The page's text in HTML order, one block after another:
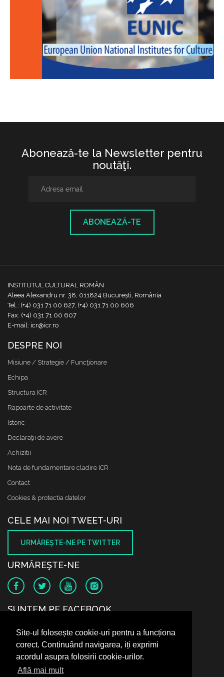
Site-ul folosește cookie-uri pentru a funcționa
corect. Continuând navigarea, iți exprimi
acordul asupra folosirii cookie-urilor.
Află mai mult
Abonează-te la Newsletter pentru
noutăţi.
ABONEAZĂ-TE
INSTITUTUL CULTURAL ROMÂN
Aleea Alexandru nr. 38, 011824 București, România
Tel.: (+4) 031 71 00 627, (+4) 031 71 00 606
Fax: (+4) 031 71 00 607
E-mail: icr@icr.ro
DESPRE NOI
Misiune / Strategie / Funcţionare
Echipa
Structura ICR
Rapoarte de activitate
Istoric
Declaraţii de avere
Achizitii
Nota de fundamentare cladire ICR
Contact
Cookies & protectia datelor
CELE MAI NOI TWEET-URI
URMĂREŞTE-NE PE TWITTER
URMĂREŞTE-NE
SUNTEM PE FACEBOOK